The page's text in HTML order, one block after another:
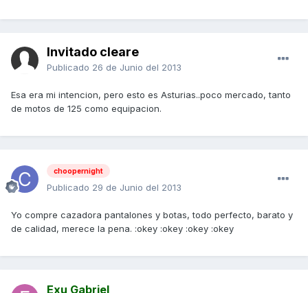
Invitado cleare
Publicado 26 de Junio del 2013
Esa era mi intencion, pero esto es Asturias..poco mercado, tanto
de motos de 125 como equipacion.
choopernight
Publicado 29 de Junio del 2013
Yo compre cazadora pantalones y botas, todo perfecto, barato y
de calidad, merece la pena. :okey :okey :okey :okey
Exu Gabriel